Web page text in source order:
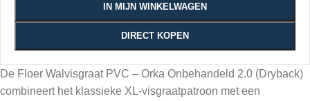
IN MIJN WINKELWAGEN
DIRECT KOPEN
De Floer Walvisgraat PVC – Orka Onbehandeld 2.0 (Dryback)
combineert het klassieke XL-visgraatpatroon met een